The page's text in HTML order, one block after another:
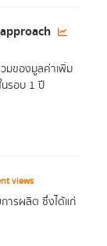
มของมูลค่าเพิ่ม
รอบ 1 ปี
views
ารผลิต ซึ่งได้แก่